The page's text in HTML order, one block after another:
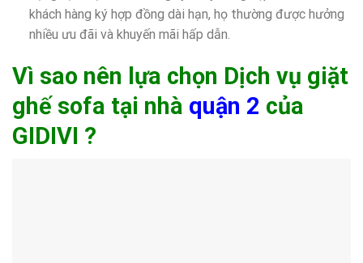
khách hàng ký hợp đồng dài hạn, họ thường được hưởng
nhiều ưu đãi và khuyến mãi hấp dẫn.
Vì sao nên lựa chọn Dịch vụ giặt
ghế sofa tại nhà quận 2 của
GIDIVI ?